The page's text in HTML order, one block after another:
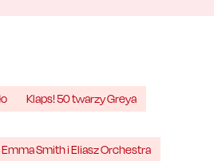
Klaps! 50 twarzy Greya
Smith i Eliasz Orchestra